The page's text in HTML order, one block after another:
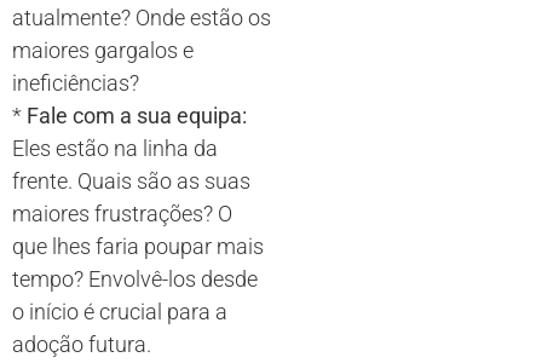
atualmente? Onde estão os
maiores gargalos e
ineficiências?
* Fale com a sua equipa:
Eles estão na linha da
frente. Quais são as suas
maiores frustrações? O
que lhes faria poupar mais
tempo? Envolvê-los desde
o início é crucial para a
adoção futura.